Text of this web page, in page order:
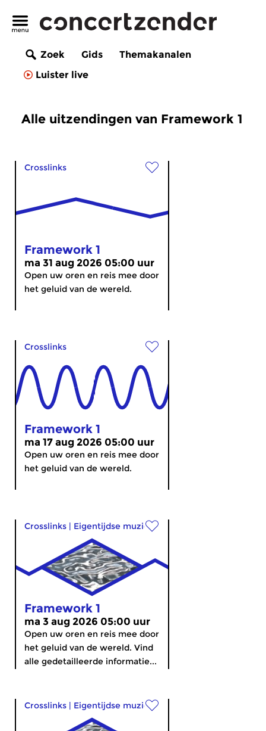
Zoek Gids
Themakanalen
Luister live
Alle uitzendingen van Framework 1
Crosslinks
Framework 1
ma 31 aug 2026 05:00 uur
Open uw oren en reis mee door
het geluid van de wereld.
Crosslinks
Framework 1
ma 17 aug 2026 05:00 uur
Open uw oren en reis mee door
het geluid van de wereld.
Crosslinks | Eigentijdse muziek
Framework 1
ma 3 aug 2026 05:00 uur
Open uw oren en reis mee door
het geluid van de wereld. Vind
alle gedetailleerde informatie...
Crosslinks | Eigentijdse muziek